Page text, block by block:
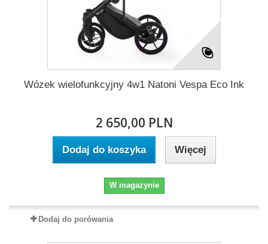
Wózek wielofunkcyjny 4w1 Natoni Vespa Eco Ink
2 650,00 PLN
Dodaj do koszyka Więcej
W magazynie
Dodaj do porówania